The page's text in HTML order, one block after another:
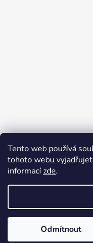
Tento web používá
tohoto webu
informacízde.
Odmítnout
Přijímáme